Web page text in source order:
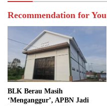
Recommendation for You
BLK Berau Masih
‘Menganggur’, APBN Jadi